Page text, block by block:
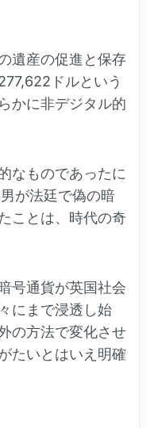
遺産の促進と保存
ドルという
かに非デジタル的
なものであったに
が法廷で偽の暗
ことは、時代の奇
号通貨が英国社会
にまで浸透し始
の方法で変化させ
たいとはいえ明確